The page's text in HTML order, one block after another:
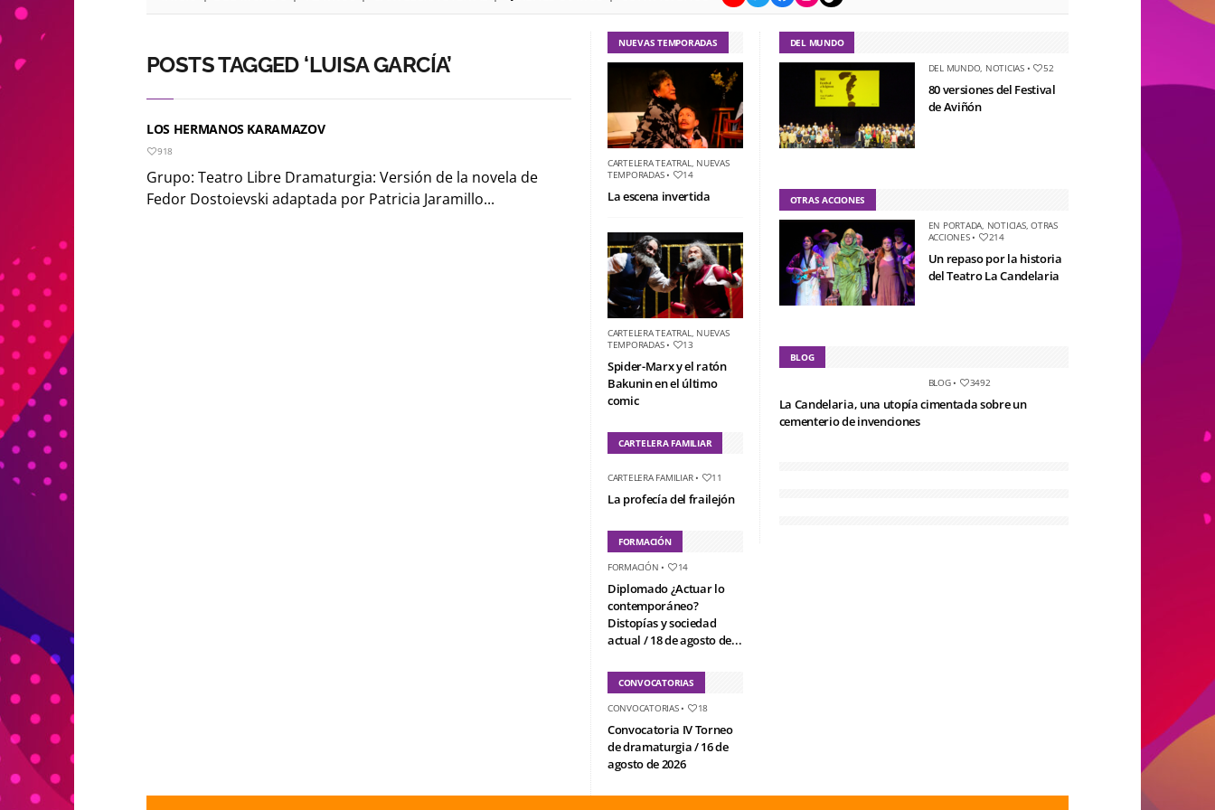
POSTS TAGGED ‘LUISA GARCÍA’
LOS HERMANOS KARAMAZOV
918
Grupo: Teatro Libre Dramaturgia: Versión de la novela de
Fedor Dostoievski adaptada por Patricia Jaramillo...
NUEVAS TEMPORADAS
CARTELERA TEATRAL, NUEVAS
TEMPORADAS• 14
La escena invertida
CARTELERA TEATRAL, NUEVAS
TEMPORADAS• 13
Spider-Marx y el ratón
Bakunin en el último
comic
CARTELERA FAMILIAR
CARTELERA FAMILIAR• 11
La profecía del frailejón
FORMACIÓN
FORMACIÓN • 14
Diplomado ¿Actuar lo
contemporáneo?
Distopías y sociedad
actual / 18 de agosto de...
CONVOCATORIAS
CONVOCATORIAS• 18
Convocatoria IV Torneo
de dramaturgia / 16 de
agosto de 2026
DEL MUNDO
DEL MUNDO, NOTICIAS• 52
80 versiones del Festival
de Aviñón
OTRAS ACCIONES
EN PORTADA, NOTICIAS,OTRAS
ACCIONES• 214
Un repaso por la historia
del Teatro La Candelaria
BLOG
BLOG• 3492
La Candelaria, una utopía cimentada sobre un
cementerio de invenciones